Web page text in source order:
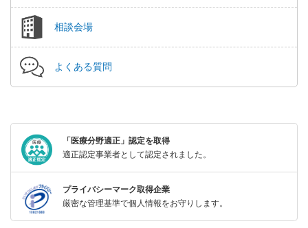
相談会場
よくある質問
「医療分野適正」認定を取得
適正認定事業者として認定されました。
プライバシーマーク取得企業
厳密な管理基準で個人情報をお守りします。